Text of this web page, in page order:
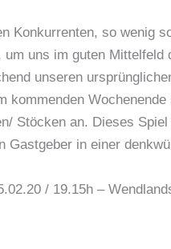
Konkurrenten, so wenig
uns im guten
unseren
kommenden
Stöcken an. Dieses
Gastgeber in einer
/ 19.15h –